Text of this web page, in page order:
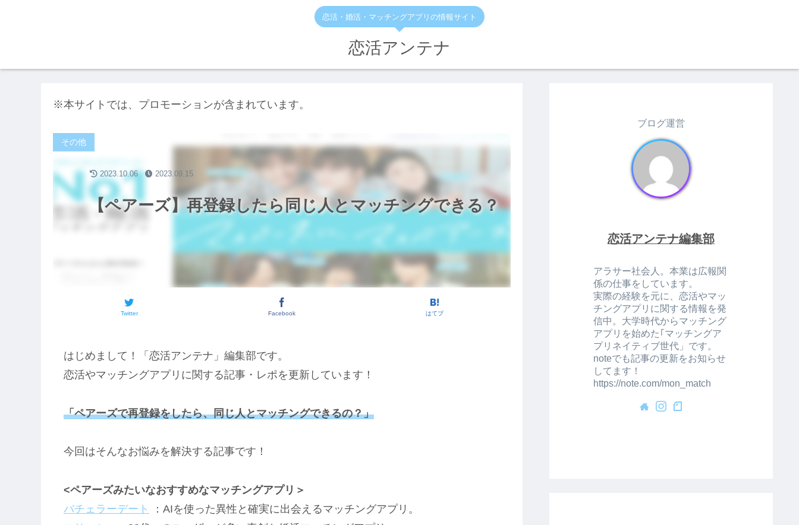
恋活・婚活・マッチングアプリの情報サイト
恋活アンテナ
※本サイトでは、プロモーションが含まれています。
【ペアーズ】再登録したら同じ人とマッチングできる？
その他
Twitter Facebook はてブ
2023.10.06 2023.09.15
はじめまして！「恋活アンテナ」編集部です。
恋活やマッチングアプリに関する記事・レポを更新しています！
「ペアーズで再登録をしたら、同じ人とマッチングできるの？」
今回はそんなお悩みを解決する記事です！
<ペアーズみたいなおすすめなマッチングアプリ＞
バチェラーデート
：AIを使った異性と確実に出会えるマッチングアプリ。
ブログ運営
恋活アンテナ編集部
アラサー社会人。本業は広報関
係の仕事をしています。
実際の経験を元に、恋活やマッ
チングアプリに関する情報を発
信中。大学時代からマッチング
アプリを始めた｢マッチングア
プリネイティブ世代」です。
noteでも記事の更新をお知らせ
してます！
https://note.com/mon_match